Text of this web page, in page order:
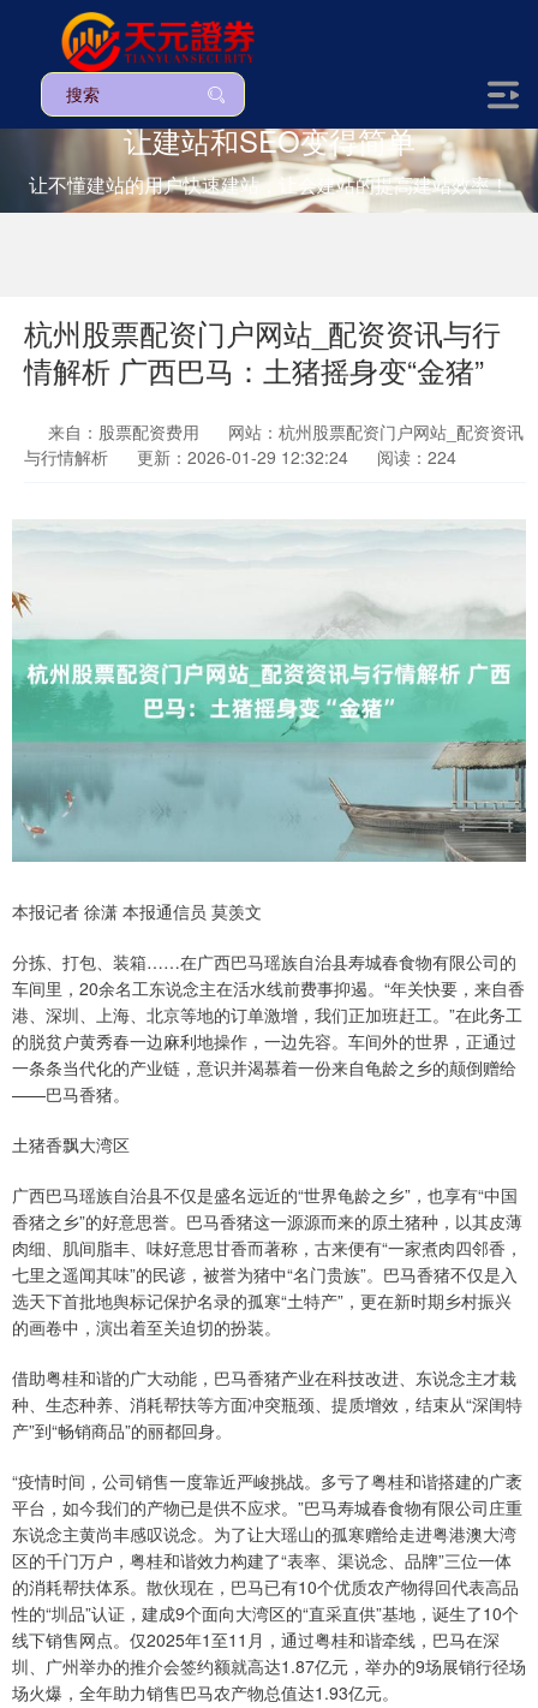
让建站和SEO变得简单
让不懂建站的用户快速建站，让会建站的提高建站效率！
杭州股票配资门户网站_配资资讯与行
情解析 广西巴马：土猪摇身变“金猪”
来自：股票配资费用
网站：杭州股票配资门户网站_配资资讯
与行情解析
更新：2026-01-29 12:32:24 阅读：224
本报记者 徐潇 本报通信员 莫羡文
分拣、打包、装箱……在广西巴马瑶族自治县寿城春食物有限公司的
车间里，20余名工东说念主在活水线前费事抑遏。“年关快要，来自香
港、深圳、上海、北京等地的订单激增，我们正加班赶工。”在此务工
的脱贫户黄秀春一边麻利地操作，一边先容。车间外的世界，正通过
一条条当代化的产业链，意识并渴慕着一份来自龟龄之乡的颠倒赠给
——巴马香猪。
土猪香飘大湾区
广西巴马瑶族自治县不仅是盛名远近的“世界龟龄之乡”，也享有“中国
香猪之乡”的好意思誉。巴马香猪这一源源而来的原土猪种，以其皮薄
肉细、肌间脂丰、味好意思甘香而著称，古来便有“一家煮肉四邻香，
七里之遥闻其味”的民谚，被誉为猪中“名门贵族”。巴马香猪不仅是入
选天下首批地舆标记保护名录的孤寒“土特产”，更在新时期乡村振兴
的画卷中，演出着至关迫切的扮装。
借助粤桂和谐的广大动能，巴马香猪产业在科技改进、东说念主才栽
种、生态种养、消耗帮扶等方面冲突瓶颈、提质增效，结束从“深闺特
产”到“畅销商品”的丽都回身。
“疫情时间，公司销售一度靠近严峻挑战。多亏了粤桂和谐搭建的广袤
平台，如今我们的产物已是供不应求。”巴马寿城春食物有限公司庄重
东说念主黄尚丰感叹说念。为了让大瑶山的孤寒赠给走进粤港澳大湾
区的千门万户，粤桂和谐效力构建了“表率、渠说念、品牌”三位一体
的消耗帮扶体系。散伙现在，巴马已有10个优质农产物得回代表高品
性的“圳品”认证，建成9个面向大湾区的“直采直供”基地，诞生了10个
线下销售网点。仅2025年1至11月，通过粤桂和谐牵线，巴马在深
圳、广州举办的推介会签约额就高达1.87亿元，举办的9场展销行径场
场火爆，全年助力销售巴马农产物总值达1.93亿元。